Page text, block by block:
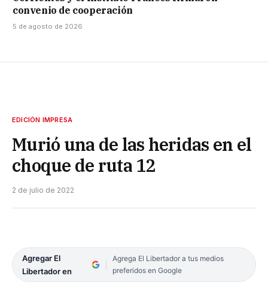
convenio de cooperación
5 de agosto de 2026
EDICIÓN IMPRESA
Murió una de las heridas en el
choque de ruta 12
2 de julio de 2022
Agregar El
Libertador en
Agrega El Libertador a tus medios
preferidos en Google